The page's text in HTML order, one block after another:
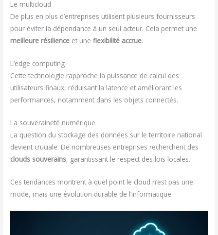
Le multicloud
De plus en plus d’entreprises utilisent plusieurs fournisseurs
pour éviter la dépendance à un seul acteur. Cela permet une
meilleure résilience et uneflexibilité accrue.
L’edge computing
Cette technologie rapproche la puissance de calcul des
utilisateurs finaux, réduisant la latence et améliorant les
performances, notamment dans les objets connectés.
La souveraineté numérique
La question du stockage des données sur le territoire national
devient cruciale. De nombreuses entreprises recherchent des
clouds souverains, garantissant le respect des lois locales.
Ces tendances montrent à quel point le cloud n’est pas une
mode, mais une évolution durable de l’informatique.